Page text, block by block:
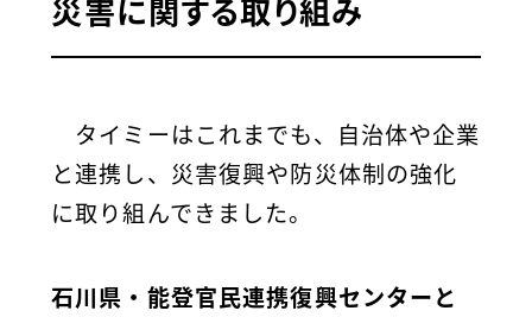
災害に関する取り組み
タイミーはこれまでも、自治体や企業
と連携し、災害復興や防災体制の強化
に取り組んできました。
石川県・能登官民連携復興センターと